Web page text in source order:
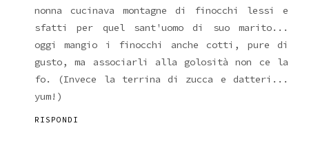
nonna cucinava montagne di finocchi lessi e
sfatti per quel sant'uomo di suo marito...
oggi mangio i finocchi anche cotti, pure di
gusto, ma associarli alla golosità non ce la
fo. (Invece la terrina di zucca e datteri...
yum!)
RISPONDI